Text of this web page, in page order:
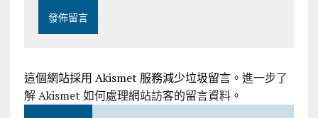
這個網站採用 Akismet 服務減少垃圾留言。 進一步了
解 Akismet 如何處理網站訪客的留言資料。